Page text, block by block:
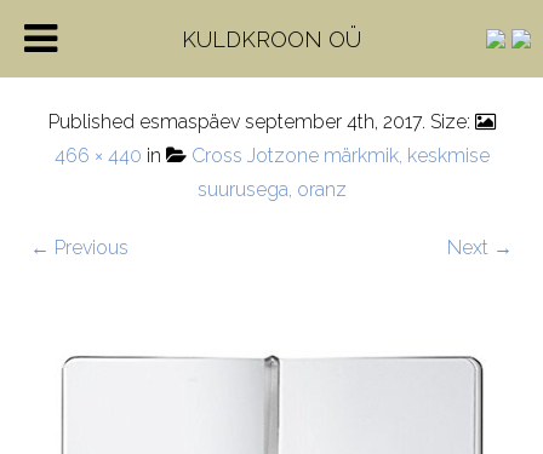
tühi-1
Published esmaspäev september 4th, 2017. Size:
466 × 440 in
Cross Jotzone märkmik, keskmise
suurusega, oranz
← Previous Next →
KULDKROON OÜ